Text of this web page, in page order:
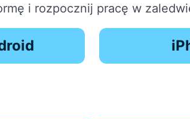
i rozpocznij pracę w